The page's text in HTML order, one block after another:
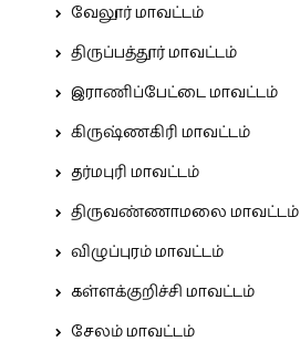
வேலூர் மாவட்டம்
திருப்பத்தூர் மாவட்டம்
இராணிப்பேட்டை மாவட்டம்
கிருஷ்ணகிரி மாவட்டம்
தர்மபுரி மாவட்டம்
திருவண்ணாமலை மாவட்டம்
விழுப்புரம் மாவட்டம்
கள்ளக்குறிச்சி மாவட்டம்
சேலம் மாவட்டம்